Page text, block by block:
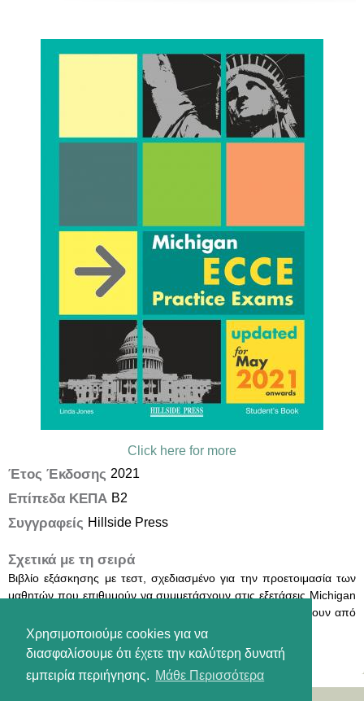
Χρησιμοποιούμε cookies για να
διασφαλίσουμε ότι έχετε την καλύτερη δυνατή
εμπειρία περιήγησης. Μάθε Περισσότερα
Click here for more
Έτος Έκδοσης 2021
Επίπεδα ΚΕΠΑ B2
Συγγραφείς Hillside Press
Σχετικά με τη σειρά
Βιβλίο εξάσκησης με τεστ, σχεδιασμένο για την προετοιμασία των
μαθητών που επιθυμούν να συμμετάσχουν στις εξετάσεις Michigan
ECCE (Β2), συμπεριλαμβανομένων των αλλαγών που ισχύουν από
τον Μάιο του 2021.